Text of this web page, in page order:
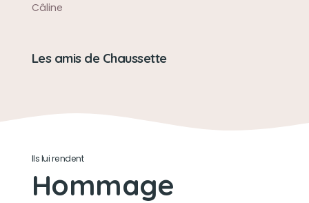
Câline
Les amis de Chaussette
Ils lui rendent
Hommage